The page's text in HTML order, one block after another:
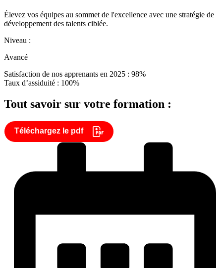
Élevez vos équipes au sommet de l'excellence avec une stratégie de
développement des talents ciblée.
Niveau :
Avancé
Satisfaction de nos apprenants en 2025 : 98%
Taux d’assiduité : 100%
Tout savoir sur votre formation :
Téléchargez le pdf